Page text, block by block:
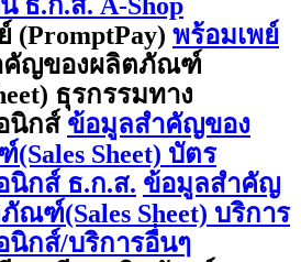
(PromptPay) พร้อมเพย์
คัญของผลิตภัณฑ์
ธุรกรรมทาง
นิกส์ ข้อมูลสำคัญของ
Sheet) บัตร
นิกส์ ธ.ก.ส. ข้อมูลสำคัญ
ณฑ์(Sales Sheet) บริการ
นิกส์/บริการอื่นๆ